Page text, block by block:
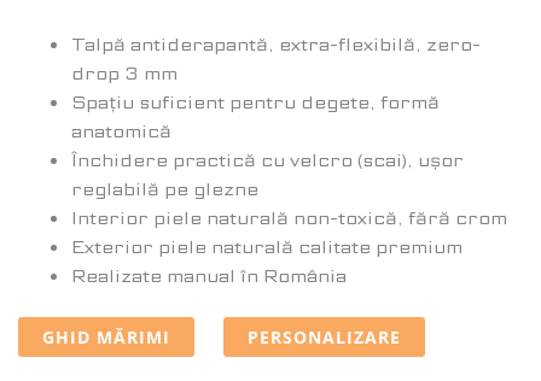
Talpă antiderapantă, extra-flexibilă, zero-
drop 3 mm
Spațiu suficient pentru degete, formă
anatomică
Închidere practică cu velcro (scai), ușor
reglabilă pe glezne
Interior piele naturală non-toxică, fără crom
Exterior piele naturală calitate premium
Realizate manual în România
GHID MĂRIMI PERSONALIZARE